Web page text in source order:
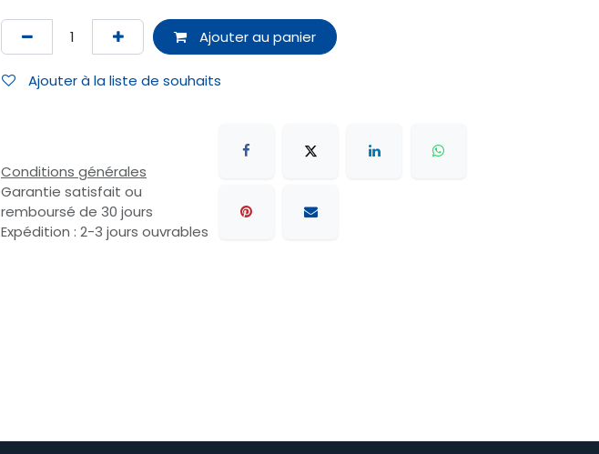
Ajouter au panier
Ajouter à la liste de souhaits
Conditions générales
Garantie satisfait ou
remboursé de 30 jours
Expédition : 2-3 jours ouvrables